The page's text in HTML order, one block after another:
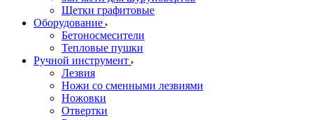
Щетки графитовые
Оборудование
Бетоносмесители
Тепловые пушки
Ручной инструмент
Лезвия
Ножи со сменными лезвиями
Ножовки
Отвертки